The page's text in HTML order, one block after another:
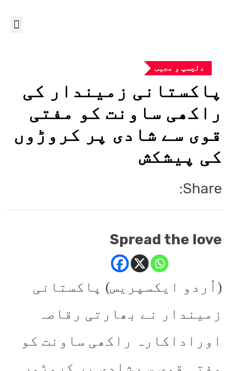
دلچسپ و عجیب
پاکستانی زمیندار کی
راکھی ساونت کو مفتی
قوی سے شادی پر کروڑوں
کی پیشکش
Share:
Spread the love
(اُردو ایکسپریس) پاکستانی
زمیندار نے بھارتی رقاصہ
اوراداکارہ راکھی ساونت کو
مفتی قوی سے شادی پر کروڑوں